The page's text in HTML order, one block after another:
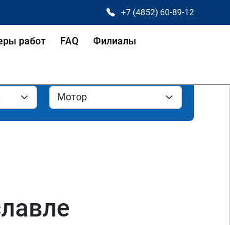
+7 (4852) 60-89-12
работ FAQ Филиалы